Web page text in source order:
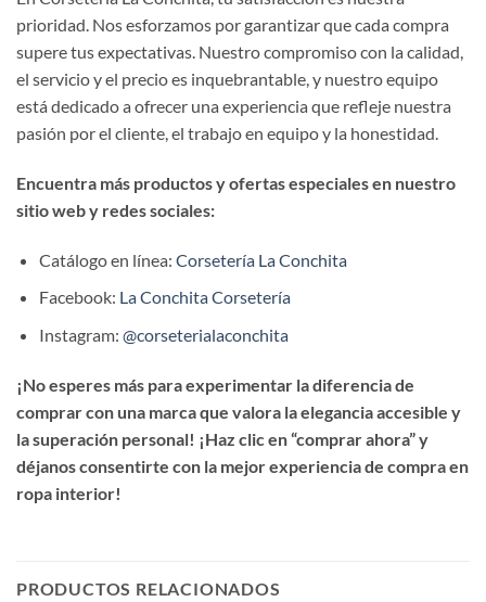
prioridad. Nos esforzamos por garantizar que cada compra
supere tus expectativas. Nuestro compromiso con la calidad,
el servicio y el precio es inquebrantable, y nuestro equipo
está dedicado a ofrecer una experiencia que refleje nuestra
pasión por el cliente, el trabajo en equipo y la honestidad.
Encuentra más productos y ofertas especiales en nuestro
sitio web y redes sociales:
Catálogo en línea: Corsetería La Conchita
Facebook: La Conchita Corsetería
Instagram: @corseterialaconchita
¡No esperes más para experimentar la diferencia de
comprar con una marca que valora la elegancia accesible y
la superación personal! ¡Haz clic en “comprar ahora” y
déjanos consentirte con la mejor experiencia de compra en
ropa interior!
PRODUCTOS RELACIONADOS